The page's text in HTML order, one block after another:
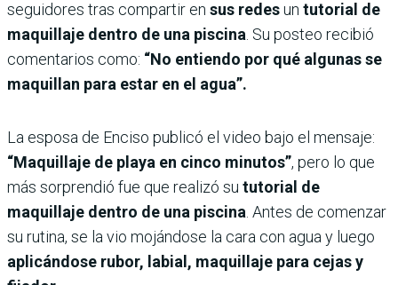
seguidores tras compartir en sus redesun tutorial de
maquillaje dentro de una piscina . Su posteo recibió
comentarios como: “No entiendo por qué algunas se
maquillan para estar en el agua”.
La esposa de Enciso publicó el video bajo el mensaje:
“Maquillaje de playa en cinco minutos”, pero lo que
más sorprendió fue que realizó su tutorial de
maquillaje dentro de una piscina . Antes de comenzar
su rutina, se la vio mojándose la cara con agua y luego
aplicándose rubor, labial, maquillaje para cejas y